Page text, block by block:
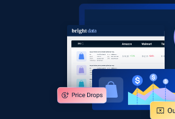
price, Currency, Availability,
375+
Amazon products global